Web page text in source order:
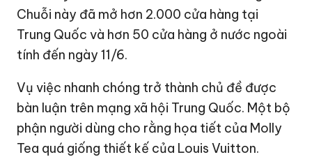
Chuỗi này đã mở hơn 2.000 cửa hàng tại
Trung Quốc và hơn 50 cửa hàng ở nước ngoài
tính đến ngày 11/6.
Vụ việc nhanh chóng trở thành chủ đề được
bàn luận trên mạng xã hội Trung Quốc. Một bộ
phận người dùng cho rằng họa tiết của Molly
Tea quá giống thiết kế của Louis Vuitton.